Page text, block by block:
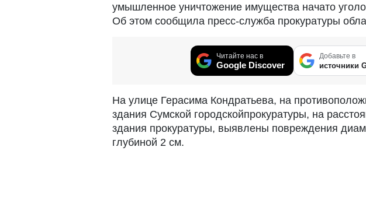
умышленное уничтожение имущества начато
Об этом сообщила пресс-служба прокуратуры
Читайте нас в
Google Discover
Добавьте в
источники
На улице Герасима Кондратьева, на
здания Сумской городскойпрокуратуры, на
здания прокуратуры, выявлены повреждения
глубиной 2 см.